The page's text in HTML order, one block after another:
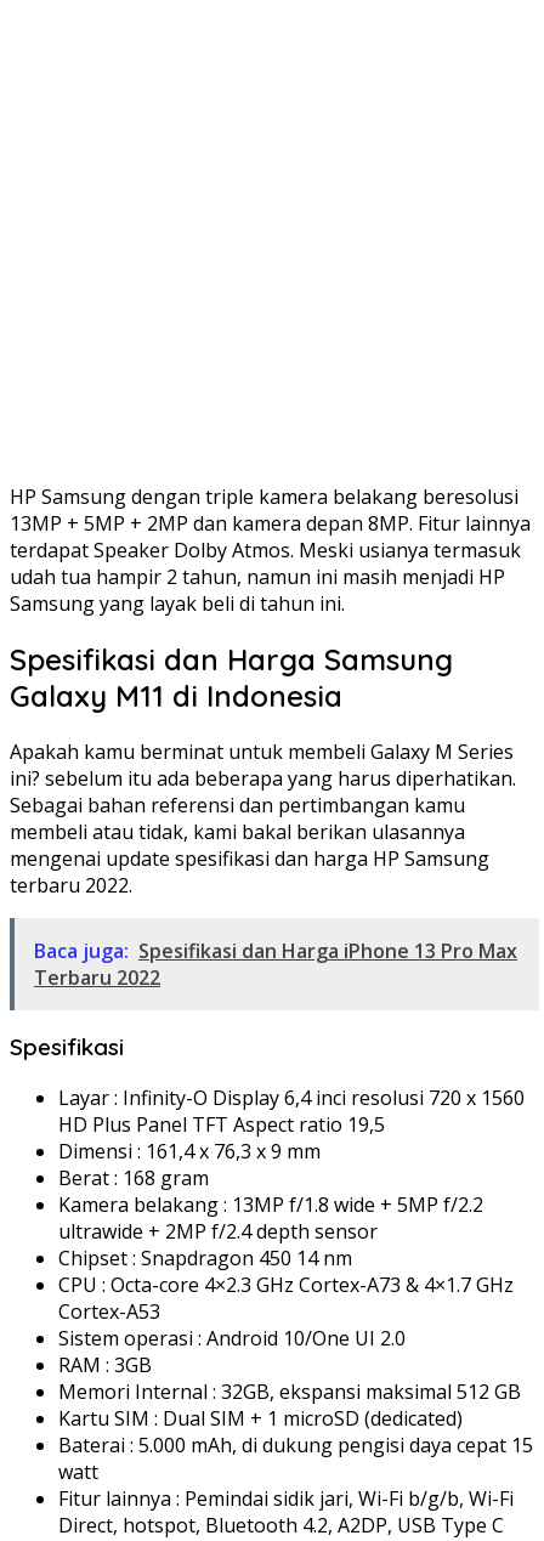
HP Samsung dengan triple kamera belakang beresolusi
13MP + 5MP + 2MP dan kamera depan 8MP. Fitur lainnya
terdapat Speaker Dolby Atmos. Meski usianya termasuk
udah tua hampir 2 tahun, namun ini masih menjadi HP
Samsung yang layak beli di tahun ini.
Spesifikasi dan Harga Samsung
Galaxy M11 di Indonesia
Apakah kamu berminat untuk membeli Galaxy M Series
ini? sebelum itu ada beberapa yang harus diperhatikan.
Sebagai bahan referensi dan pertimbangan kamu
membeli atau tidak, kami bakal berikan ulasannya
mengenai update spesifikasi dan harga HP Samsung
terbaru 2022.
Baca juga: Spesifikasi dan Harga iPhone 13 Pro Max
Terbaru 2022
Spesifikasi
Layar : Infinity-O Display 6,4 inci resolusi 720 x 1560
HD Plus Panel TFT Aspect ratio 19,5
Dimensi : 161,4 x 76,3 x 9 mm
Berat : 168 gram
Kamera belakang : 13MP f/1.8 wide + 5MP f/2.2
ultrawide + 2MP f/2.4 depth sensor
Chipset : Snapdragon 450 14 nm
CPU : Octa-core 4×2.3 GHz Cortex-A73 & 4×1.7 GHz
Cortex-A53
Sistem operasi : Android 10/One UI 2.0
RAM : 3GB
Memori Internal : 32GB, ekspansi maksimal 512 GB
Kartu SIM : Dual SIM + 1 microSD (dedicated)
Baterai : 5.000 mAh, di dukung pengisi daya cepat 15
watt
Fitur lainnya : Pemindai sidik jari, Wi-Fi b/g/b, Wi-Fi
Direct, hotspot, Bluetooth 4.2, A2DP, USB Type C